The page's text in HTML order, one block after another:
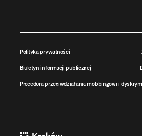
Polityka prywatności
Biuletyn informacji publicznej
Procedura przeciwdziałania mobbingowi i